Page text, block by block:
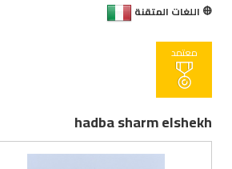
اللغات المتقنة
معتمد
hadba sharm elshekh